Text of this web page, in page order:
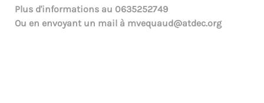
Plus d'informations au 0635252749
Ou en envoyant un mail à mvequaud@atdec.org